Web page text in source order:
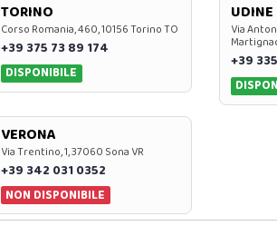
TORINO
Corso Romania, 460, 10156 Torino TO
+39 375 73 89 174
DISPONIBILE
UDINE
Via
+39
VERONA
Via Trentino, 1, 37060 Sona VR
+39 342 031 0352
NON DISPONIBILE